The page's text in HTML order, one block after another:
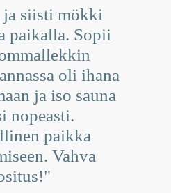
siisti mökki
paikalla. Sopii
oli ihana
ja iso sauna
nopeasti.
paikka
Vahva